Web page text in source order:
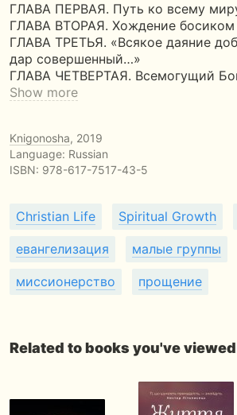
ГЛАВА ПЕРВАЯ. Путь ко всему
ГЛАВА ВТОРАЯ. Хождение босиком
ГЛАВА ТРЕТЬЯ. «Всякое даяние
дар совершенный…»
ГЛАВА ЧЕТВЕРТАЯ. Всемогущий
Show more
Knigonosha, 2019
Language: Russian
ISBN: 978-617-7517-43-5
Christian Life Spiritual Growth
евангелизация малые группы
миссионерство прощение
Related to books you've viewed